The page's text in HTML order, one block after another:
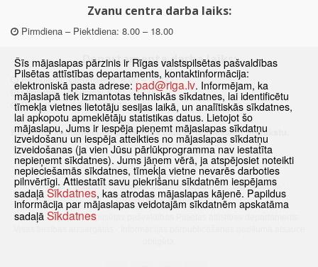
Zvanu centra darba laiks:
Pirmdiena – Piektdiena: 8.00 – 18.00
Departamenta darba laiks:
Pirmdiena, Ceturtdiena: 8.30 – 18.00
Otrdiena, Trešdiena: 8.30 – 17.00
Piektdiena: 8.30 – 15.00
Klātienes konsultācijas pieejamas tikai ar iepriekšēju pierakstu.
Sākums Jaunumi Biežāk uzdotie jautājumi
Lapas karte
Sīkdatnes
Kontakti
© 2021 Rīgas valstspilsētas pašvaldības Pilsētas attīstības departaments.
Šīs mājaslapas pārzinis ir Rīgas valstspilsētas pašvaldības
Pilsētas attīstības departaments, kontaktinformācija:
elektroniskā pasta adrese: pad@riga.lv. Informējam, ka
mājaslapā tiek izmantotas tehniskās sīkdatnes, lai identificētu
tīmekļa vietnes lietotāju sesijas laikā, un analītiskās sīkdatnes,
lai apkopotu apmeklētāju statistikas datus. Lietojot šo
mājaslapu, Jums ir iespēja pieņemt mājaslapas sīkdatņu
izveidošanu un iespēja atteikties no mājaslapas sīkdatņu
izveidošanas (ja vien Jūsu pārlūkprogramma nav iestatīta
nepieņemt sīkdatnes). Jums jāņem vērā, ja atspējosiet noteikti
nepieciešamās sīkdatnes, tīmekļa vietne nevarēs darboties
pilnvērtīgi. Attiestatīt savu piekrišanu sīkdatnēm iespējams
sadaļā Sīkdatnes, kas atrodas mājaslapas kājenē. Papildus
informācija par mājaslapas veidotajām sīkdatnēm apskatāma
sadaļā Sīkdatnes